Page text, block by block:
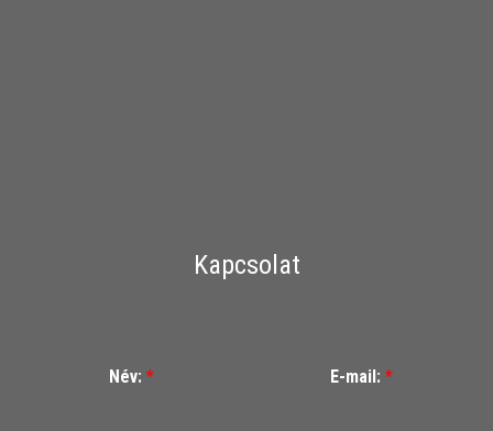
Kapcsolat
Név: * E-mail: *